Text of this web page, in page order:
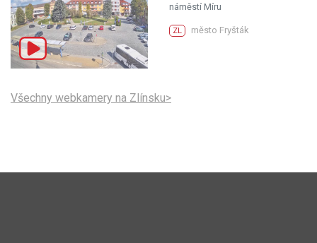
náměstí Míru
ZL město Fryšták
Všechny webkamery na Zlínsku>